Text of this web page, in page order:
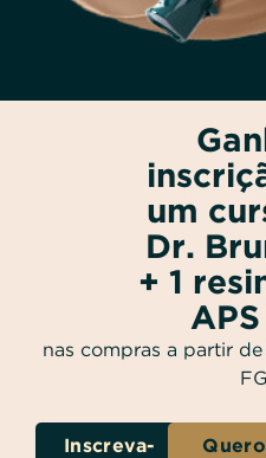
um
Dr.
+ 1
nas compras a partir
Inscreva-